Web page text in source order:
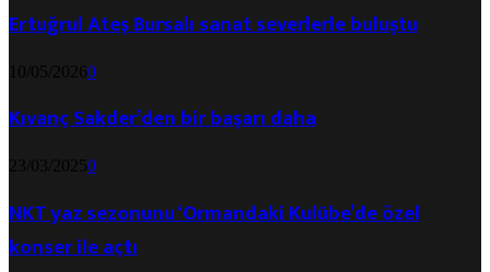
Ertuğrul Ateş Bursalı sanat severlerle buluştu
10/05/20260
Kıvanç Sakder’den bir başarı daha
23/03/20250
NKT yaz sezonunu ‘Ormandaki Kulübe’de özel
konser ile açtı